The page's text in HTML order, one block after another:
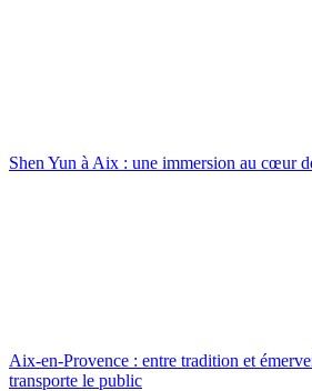
Shen Yun à Aix : une immersion au cœur
Aix-en-Provence : entre tradition et
transporte le public